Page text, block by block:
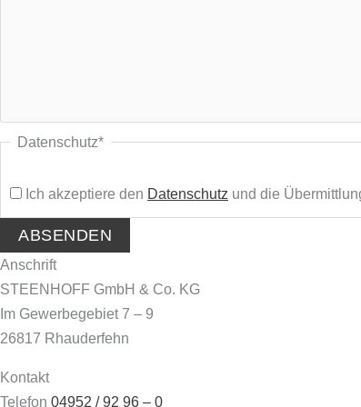
Datenschutz*
Ich akzeptiere den Datenschutz und die
Anschrift
STEENHOFF GmbH & Co. KG
Im Gewerbegebiet 7 – 9
26817 Rhauderfehn
Kontakt
Telefon 04952 / 92 96 – 0